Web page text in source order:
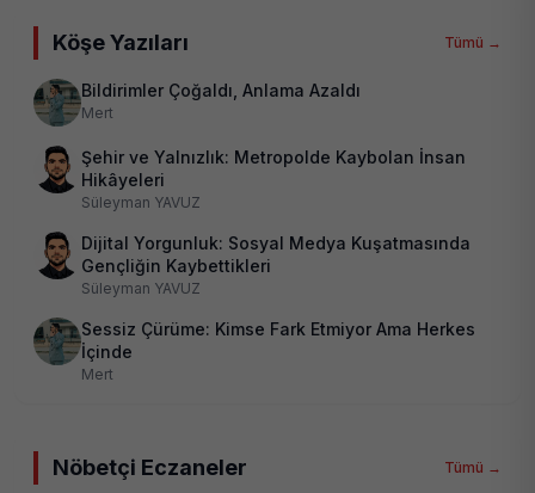
Köşe Yazıları Tümü →
Bildirimler Çoğaldı, Anlama Azaldı
Mert
Şehir ve Yalnızlık: Metropolde Kaybolan İnsan
Hikâyeleri
Süleyman YAVUZ
Dijital Yorgunluk: Sosyal Medya Kuşatmasında
Gençliğin Kaybettikleri
Süleyman YAVUZ
Sessiz Çürüme: Kimse Fark Etmiyor Ama Herkes
İçinde
Mert
Nöbetçi Eczaneler Tümü →